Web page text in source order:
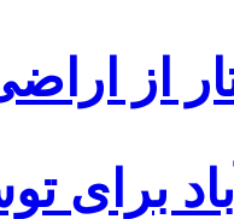
از
برای